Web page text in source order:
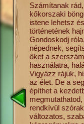
csak
más
el a
Számítanak
kőkorszaki
istene lehetsz
történetének
Gondoskodj
népednek,
őket a
használatra,
Vigyázz rájuk,
az élet. De a
építhet a
rendkívül
változatos,